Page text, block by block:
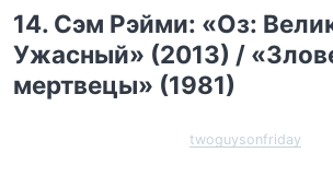
14. Сэм Рэйми: «Оз:
Ужасный» (2013) /
мертвецы» (1981)
twoguysonfriday